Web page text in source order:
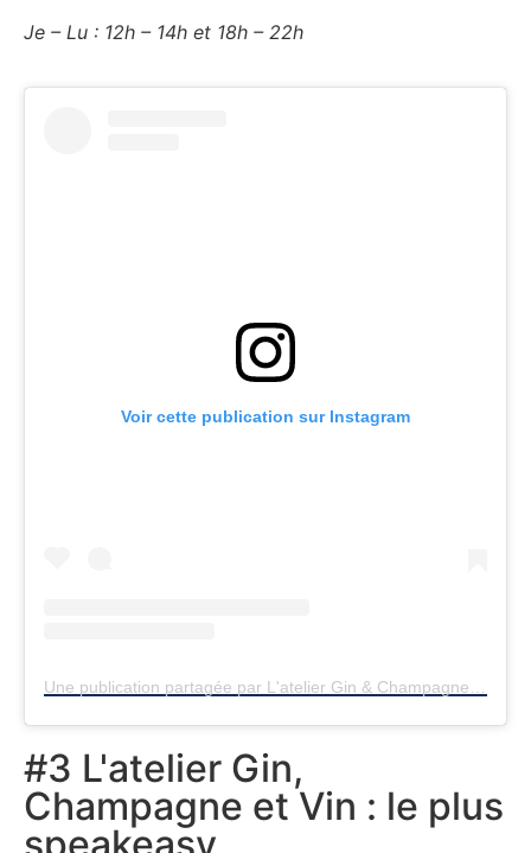
Je – Lu : 12h – 14h et 18h – 22h
#3 L'atelier Gin,
Champagne et Vin : le plus
Voir cette publication sur Instagram
Une publication partagée par L'atelier Gin & Champagne (@latelier_gin_et_champagne)